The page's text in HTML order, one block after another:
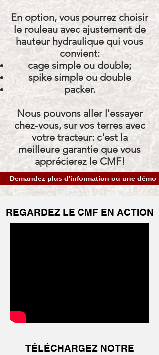
En option, vous pourrez choisir
le rouleau avec ajustement de
hauteur hydraulique qui vous
convient:
cage simple ou double;
spike simple ou double
packer.
Nous pouvons aller l'essayer
chez-vous, sur vos terres avec
votre tracteur: c'est la
meilleure garantie que vous
apprécierez le CMF!
Demandez plus d'information ou une démo
REGARDEZ LE CMF EN ACTION
TÉLÉCHARGEZ NOTRE